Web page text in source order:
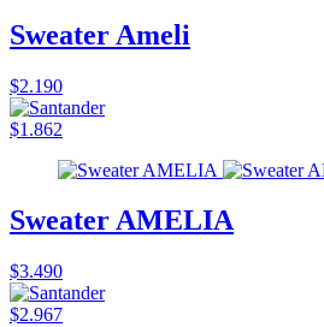
Sweater Ameli
$2.190
$1.862
Sweater AMELIA
$3.490
$2.967